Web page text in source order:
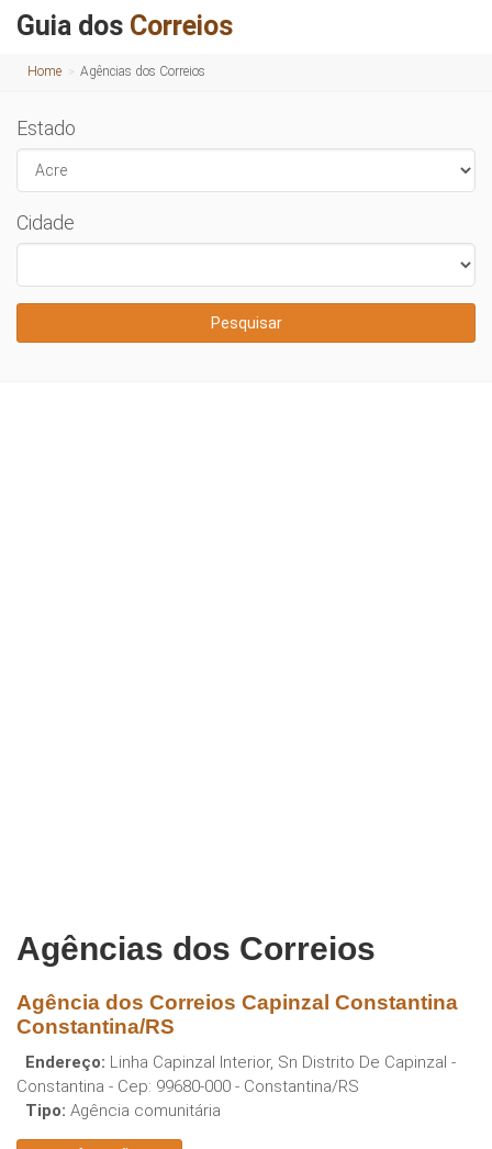
Guia dos Correios
Home Agências dos Correios
Estado
Cidade
Pesquisar
Agências dos Correios
Agência dos Correios Capinzal Constantina
Constantina/RS
Endereço: Linha Capinzal Interior, Sn Distrito De Capinzal -
Constantina - Cep: 99680-000 - Constantina/RS
Tipo: Agência comunitária